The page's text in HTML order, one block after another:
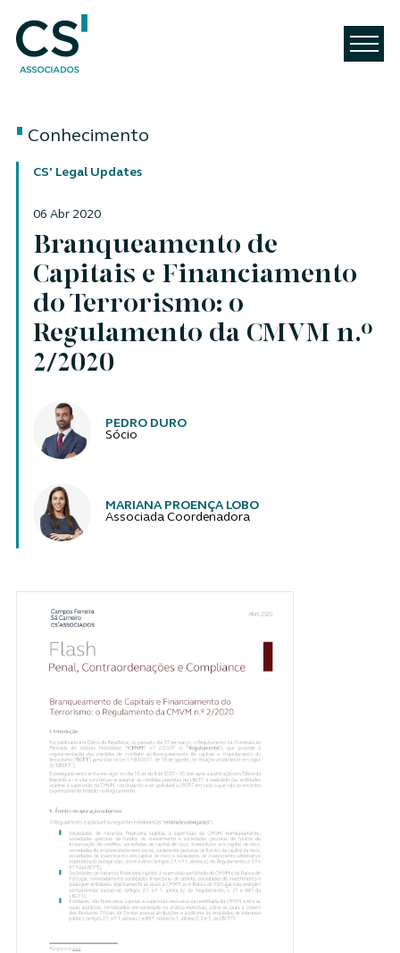
Conhecimento
CS' Legal Updates
06 Abr 2020
Branqueamento de
Capitais e Financiamento
do Terrorismo: o
Regulamento da CMVM n.º
2/2020
Autores
PEDRO DURO
Sócio
MARIANA PROENÇA LOBO
Associada Coordenadora